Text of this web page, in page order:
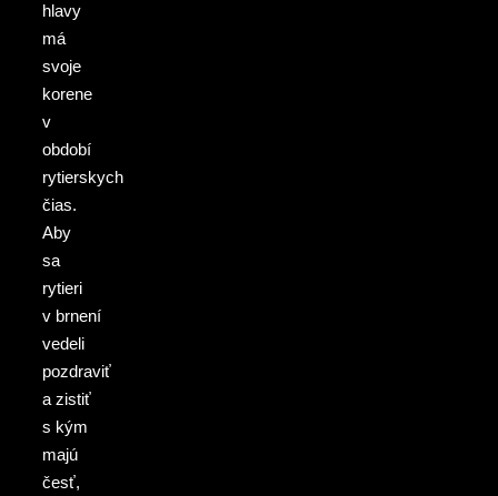
hlavy
má
svoje
korene
v
období
rytierskych
čias.
Aby
sa
rytieri
v brnení
vedeli
pozdraviť
a zistiť
s kým
majú
česť,